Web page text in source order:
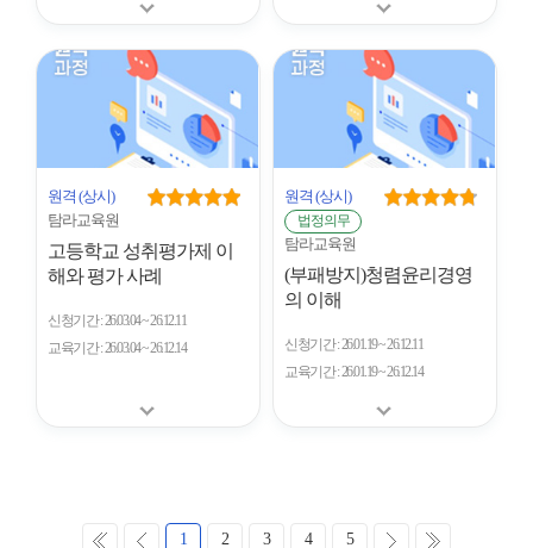
원격 (상시)
탐라교육원
고등학교 성취평가제 이
해와 평가 사례
신청기간 26.03.04 ~ 26.12.11
교육기간 26.03.04 ~ 26.12.14
원격 (상시)
법정의무
탐라교육원
(부패방지)청렴윤리경영
의 이해
신청기간 26.01.19 ~ 26.12.11
교육기간 26.01.19 ~ 26.12.14
처 이 1 2 3 4 5 다 마